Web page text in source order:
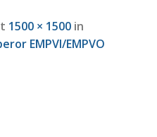
1500 × 1500 in
EMPVI/EMPVO